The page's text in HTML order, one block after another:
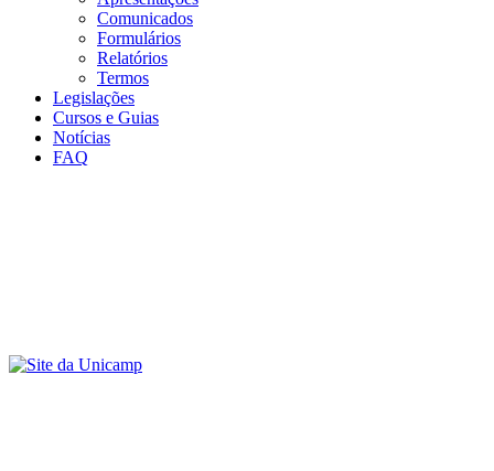
Comunicados
Formulários
Relatórios
Termos
Legislações
Cursos e Guias
Notícias
FAQ